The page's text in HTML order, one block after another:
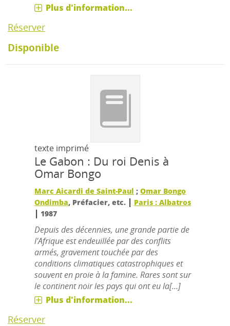
Plus d'information...
Réserver
Disponible
texte imprimé
Le Gabon : Du roi Denis à
Omar Bongo
Marc Aicardi de Saint-Paul ;Omar Bongo
Ondimba, Préfacier, etc. | Paris : Albatros
| 1987
Depuis des décennies, une grande partie de
l'Afrique est endeuillée par des conflits
armés, gravement touchée par des
conditions climatiques catastrophiques et
souvent en proie à la famine. Rares sont sur
le continent noir les pays qui ont eu la[...]
Plus d'information...
Réserver